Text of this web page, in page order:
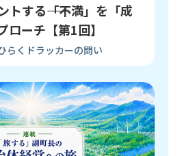
する――「不満」を「成
ローチ【第1回】
らくドラッカーの問い